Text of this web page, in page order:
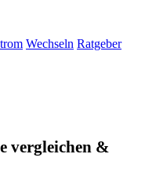
Wechseln Ratgeber
vergleichen &